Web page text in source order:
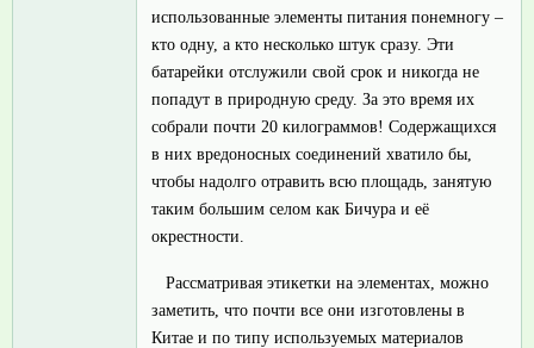
использованные элементы питания понемногу –
кто одну, а кто несколько штук сразу. Эти
батарейки отслужили свой срок и никогда не
попадут в природную среду. За это время их
собрали почти 20 килограммов! Содержащихся
в них вредоносных соединений хватило бы,
чтобы надолго отравить всю площадь, занятую
таким большим селом как Бичура и её
окрестности.
Рассматривая этикетки на элементах, можно
заметить, что почти все они изготовлены в
Китае и по типу используемых материалов